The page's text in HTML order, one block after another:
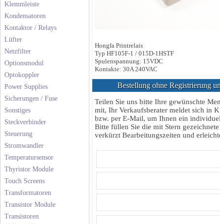
Klemmleiste
Kondensatoren
Kontaktor / Relays
Lüfter
Netzfilter
Optionsmodul
Optokoppler
Power Supplies
Sicherungen / Fuse
Sonstiges
Steckverbinder
Steuerung
Stromwandler
Temperatursensor
Thyristor Module
Touch Screens
Transformatoren
Transistor Module
Transistoren
Hongfa Printrelais
Typ HF105F-1 / 015D-1HSTF
Spulenspannung: 15VDC
Kontakte: 30A 240VAC
Bestellung ohne Registrierung
Teilen Sie uns bitte Ihre gewünschte
mit, Ihr Verkaufsberater meldet sich in
bzw. per E-Mail, um Ihnen ein
Bitte füllen Sie die mit Stern
verkürzt Bearbeitungszeiten und